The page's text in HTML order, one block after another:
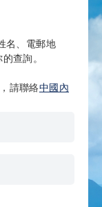
名、電郵地
查詢。
請聯絡中國內